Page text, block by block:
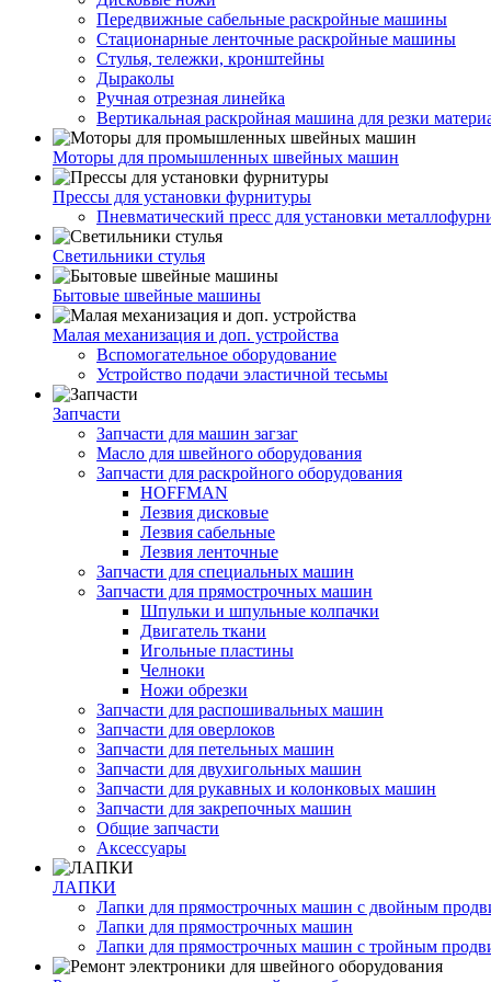
Передвижные сабельные раскройные машины
Стационарные ленточные раскройные машины
Стулья, тележки, кронштейны
Дыраколы
Ручная отрезная линейка
Вертикальная раскройная машина для резки
Моторы для промышленных швейных машин
Прессы для установки фурнитуры
Пневматический пресс для установки
Светильники стулья
Бытовые швейные машины
Малая механизация и доп. устройства
Вспомогательное оборудование
Устройство подачи эластичной тесьмы
Запчасти
Запчасти для машин загзаг
Масло для швейного оборудования
Запчасти для раскройного оборудования
HOFFMAN
Лезвия дисковые
Лезвия сабельные
Лезвия ленточные
Запчасти для специальных машин
Запчасти для прямострочных машин
Шпульки и шпульные колпачки
Двигатель ткани
Игольные пластины
Челноки
Ножи обрезки
Запчасти для распошивальных машин
Запчасти для оверлоков
Запчасти для петельных машин
Запчасти для двухигольных машин
Запчасти для рукавных и колонковых машин
Запчасти для закрепочных машин
Общие запчасти
Аксессуары
ЛАПКИ
Лапки для прямострочных машин с двойным
Лапки для прямострочных машин
Лапки для прямострочных машин с тройным